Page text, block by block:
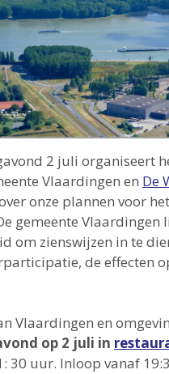
2 juli organiseert
Vlaardingen en De
onze plannen voor
gemeente
om zienswijzen in te
de effecten
Vlaardingen en
op 2 juli in
30 uur. Inloop vanaf